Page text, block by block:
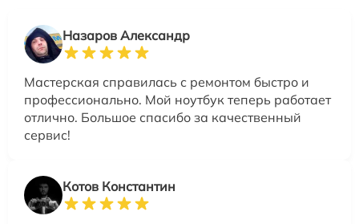
Назаров Александр
Мастерская справилась с ремонтом быстро и
профессионально. Мой ноутбук теперь работает
отлично. Большое спасибо за качественный
сервис!
Котов Константин